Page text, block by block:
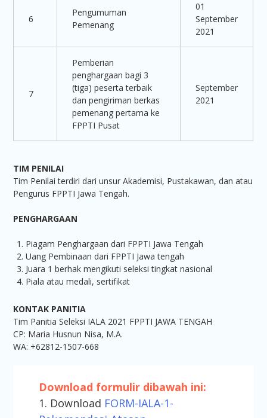
6
Pengumuman
Pemenang
01
September
2021
7
Pemberian
penghargaan bagi 3
(tiga) peserta terbaik
dan pengiriman berkas
pemenang pertama ke
FPPTI Pusat
September
2021
TIM PENILAI
Tim Penilai terdiri dari unsur Akademisi, Pustakawan, dan atau
Pengurus FPPTI Jawa Tengah.
PENGHARGAAN
Piagam Penghargaan dari FPPTI Jawa Tengah
Uang Pembinaan dari FPPTI Jawa tengah
Juara 1 berhak mengikuti seleksi tingkat nasional
Piala atau medali, sertifikat
KONTAK PANITIA
Tim Panitia Seleksi IALA 2021 FPPTI JAWA TENGAH
CP: Maria Husnun Nisa, M.A.
WA: +62812-1507-668
Download formulir dibawah ini:
1. Download FORM-IALA-1-